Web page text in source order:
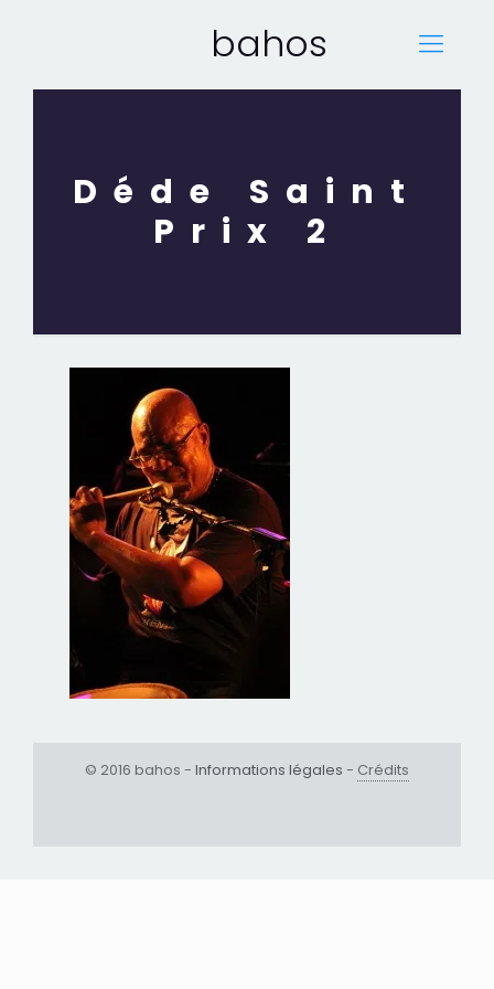
bahos
Déde Saint
Prix 2
© 2016 bahos - Informations légales - Crédits